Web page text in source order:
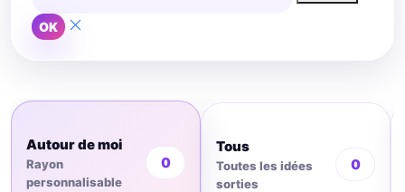
OK
Autour de moi
Rayon
personnalisable
0
Tous
Toutes les idées
sorties
0